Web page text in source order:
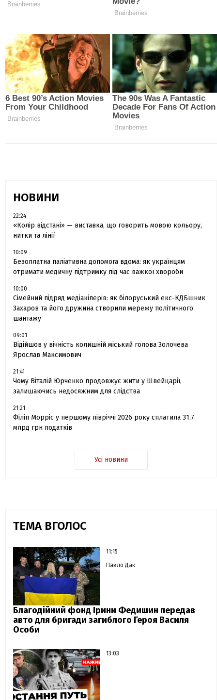
НОВИНИ
22:24
«Колір відстані» — виставка, що говорить мовою кольору,
нитки та лінії
10:09
Безоплатна паліативна допомога вдома: як українцям
отримати медичну підтримку під час важкої хвороби
10:00
Сімейний підряд медіакілерів: як білоруський екс-КДБшник
Захаров та його дружина створили мережу політичного
шантажу
09:01
Відійшов у вічність колишній міський голова Золочева
Ярослав Максимович
21:41
Чому Віталій Юрченко продовжує жити у Швейцарії,
залишаючись недосяжним для слідства
21:21
Філіп Морріс у першому півріччі 2026 року сплатила 31.7
млрд грн податків
Усі новини
ТЕМА ВГОЛОС
11:15
Павло Дак
Благодійний фонд Ірини Федишин передав
авто для бригади загиблого Героя Василя
Особи
13:03